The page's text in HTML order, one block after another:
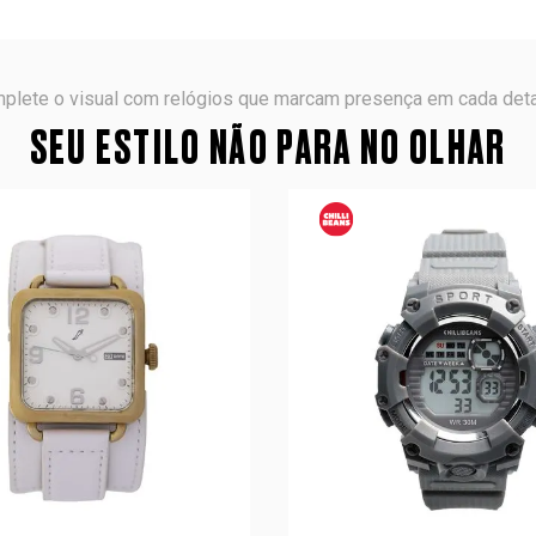
o visual com relógios que marcam presença em cada
SEU ESTILO NÃO PARA NO OLHAR